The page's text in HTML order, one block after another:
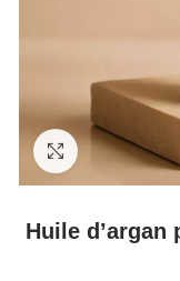
Click to enlarge
Huile d’argan